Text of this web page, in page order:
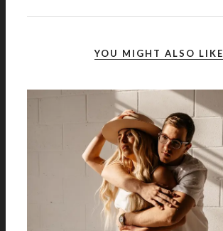
YOU MIGHT ALSO LIKE